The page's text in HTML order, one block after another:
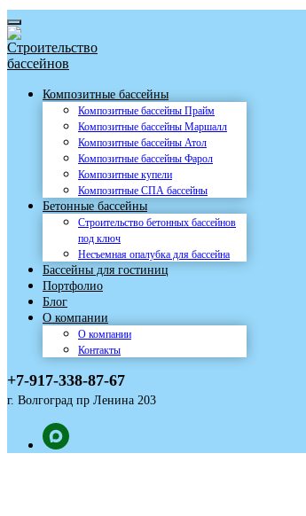
Композитные бассейны
Композитные бассейны Прайм
Композитные бассейны Маршалл
Композитные бассейны Атол
Композитные бассейны Фарол
Композитные купели
Композитные СПА бассейны
Бетонные бассейны
Строительство бетонных бассейнов
под ключ
Несъемная опалубка для бассейна
Бассейны для гостиниц
Портфолио
Блог
О компании
О компании
Контакты
+7-917-338-87-67
г. Волгоград пр Ленина 203